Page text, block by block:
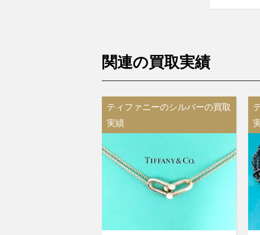
関連の買取実績
ティファニーのシルバーの買取
実績